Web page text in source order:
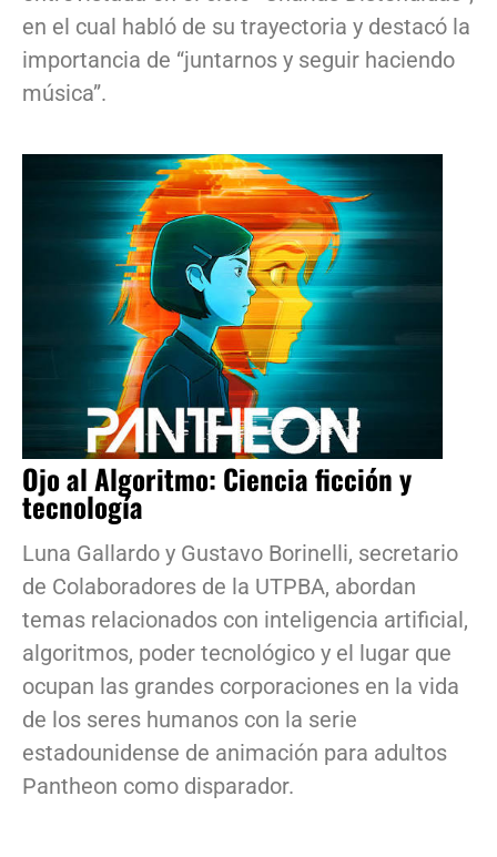
en el cual habló de su trayectoria y destacó la
importancia de “juntarnos y seguir haciendo
música”.
Ojo al Algoritmo: Ciencia ficción y
tecnología
Luna Gallardo y Gustavo Borinelli, secretario
de Colaboradores de la UTPBA, abordan
temas relacionados con inteligencia artificial,
algoritmos, poder tecnológico y el lugar que
ocupan las grandes corporaciones en la vida
de los seres humanos con la serie
estadounidense de animación para adultos
Pantheon como disparador.